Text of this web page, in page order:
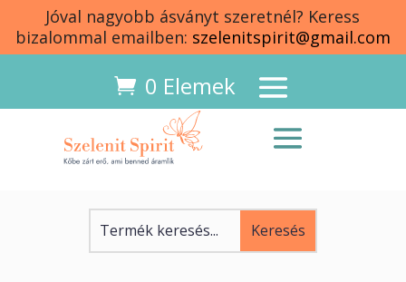
Jóval nagyobb ásványt szeretnél? Keress
bizalommal emailben: szelenitspirit@gmail.com
0 Elemek